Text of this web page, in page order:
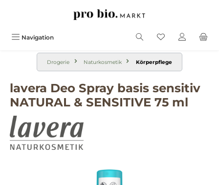
Navigation
Drogerie Naturkosmetik Körperpflege
lavera Deo Spray basis sensitiv
NATURAL & SENSITIVE 75 ml